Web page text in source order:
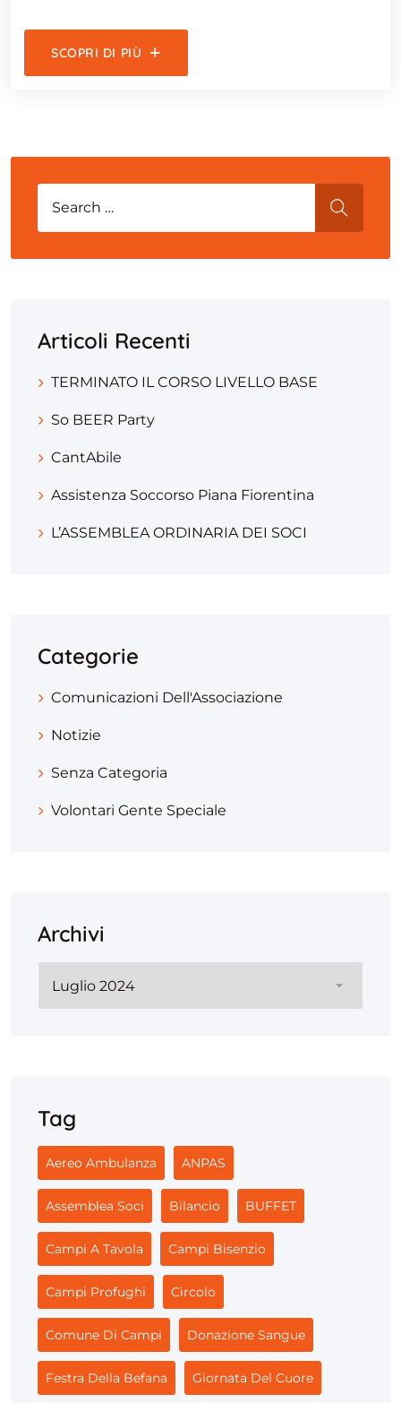
SCOPRI DI PIÙ
Articoli Recenti
TERMINATO IL CORSO LIVELLO BASE
So BEER Party
CantAbile
Assistenza Soccorso Piana Fiorentina
L’ASSEMBLEA ORDINARIA DEI SOCI
Categorie
Comunicazioni Dell'Associazione
Notizie
Senza Categoria
Volontari Gente Speciale
Archivi
Tag
Aereo Ambulanza ANPAS
Assemblea Soci Bilancio BUFFET
Campi A Tavola Campi Bisenzio
Campi Profughi Circolo
Comune Di Campi Donazione Sangue
Festra Della Befana Giornata Del Cuore